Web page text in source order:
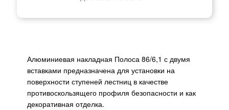
Алюминиевая накладная Полоса 86/6,1 с двумя
вставками предназначена для установки на
поверхности ступеней лестниц в качестве
противоскользящего профиля безопасности и как
декоративная отделка.